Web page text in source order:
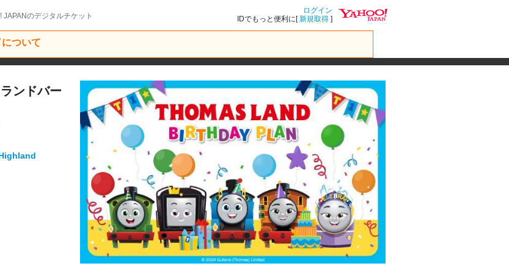
のデジタルチケット
ログイン
IDでもっと便利に[新規取得 ]
ついて
ンドバー